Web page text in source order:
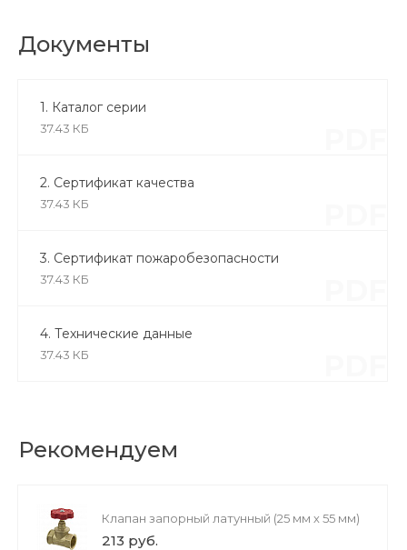
Документы
1. Каталог серии
37.43 КБ
2. Сертификат качества
37.43 КБ
3. Сертификат пожаробезопасности
37.43 КБ
4. Технические данные
37.43 КБ
Рекомендуем
Клапан запорный латунный (25 мм х 55 мм)
213 руб.